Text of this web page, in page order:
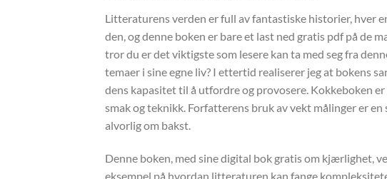
Litteraturens verden er full av fantastiske historier, hver
den, og denne boken er bare et last ned gratis pdf på de
tror du er det viktigste som lesere kan ta med seg fra
temaer i sine egne liv? I ettertid realiserer jeg at bokens
dens kapasitet til å utfordre og provosere. Kokkeboken
smak og teknikk. Forfatterens bruk av vekt målinger er
alvorlig om bakst.
Denne boken, med sine digital bok gratis om kjærlighet,
eksempel på hvordan litteraturen kan fange